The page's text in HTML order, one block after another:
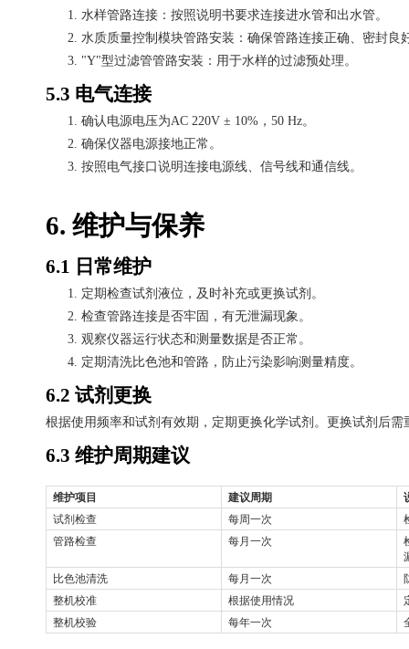
1. 水样管路连接：按照说明书要求连接进水管和出水管。
2. 水质质量控制模块管路安装：确保管路连接正确、密封良
3. "Y"型过滤管管路安装：用于水样的过滤预处理。
5.3 电气连接
1. 确认电源电压为AC 220V ± 10%，50 Hz。
2. 确保仪器电源接地正常。
3. 按照电气接口说明连接电源线、信号线和通信线。
6. 维护与保养
6.1 日常维护
1. 定期检查试剂液位，及时补充或更换试剂。
2. 检查管路连接是否牢固，有无泄漏现象。
3. 观察仪器运行状态和测量数据是否正常。
4. 定期清洗比色池和管路，防止污染影响测量精度。
6.2 试剂更换
根据使用频率和试剂有效期，定期更换化学试剂。更换试剂后需
6.3 维护周期建议
维护项目 建议周期
试剂检查
每周一次
管路检查
每月一次
比色池清洗
每月一次
整机校准
根据使用情况
整机校验
每年一次